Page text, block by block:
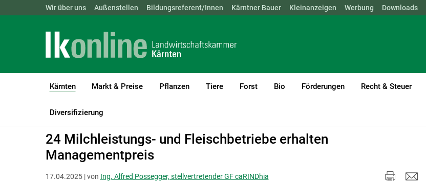
Landwirtschaftskammern: ÖSTERREICH BGLD KTN NÖ OÖ SBG STMK TIROL VBG WIEN
Wir über uns Außenstellen Bildungsreferent/Innen Kärntner Bauer Kleinanzeigen Werbung Downloads
Kärnten
(current)1
Markt & Preise Pflanzen Tiere Forst Bio Förderungen Recht & Steuer
Diversifizierung
LK Kärnten Kärnten
24 Milchleistungs- und Fleischbetriebe erhalten
Managementpreis
17.04.2025 | von Ing. Alfred Possegger, stellvertretender GF caRINDhia